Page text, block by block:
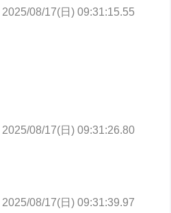
2025/08/17(日) 09:31:15.55
2025/08/17(日) 09:31:26.80
2025/08/17(日) 09:31:39.97